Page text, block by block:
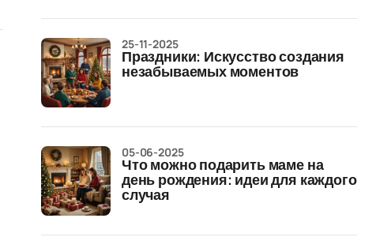
Праздники: Искусство создания
незабываемых моментов
25-11-2025
Что можно подарить маме на
день рождения: идеи для каждого
случая
05-06-2025